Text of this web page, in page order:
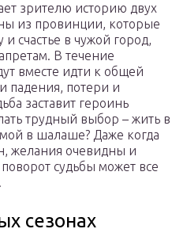
зрителю историю двух
из провинции, которые
и счастье в чужой город,
В течение
вместе идти к общей
падения, потери и
заставит героинь
трудный выбор – жить в
в шалаше? Даже когда
желания очевидны и
судьбы может все
сезонах